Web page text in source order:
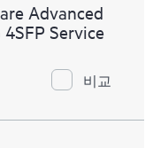
Advanced
Service
비교